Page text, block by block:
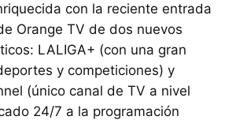
con la reciente entrada
Orange TV de dos nuevos
LALIGA+ (con una gran
y competiciones) y
(único canal de TV a nivel
24/7 a la programación